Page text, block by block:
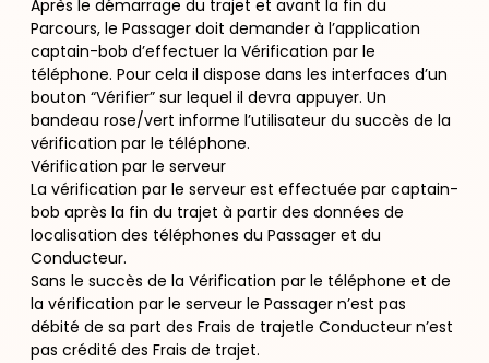
Après le démarrage du trajet et avant la fin du
Parcours, le Passager doit demander à l’application
captain-bob d’effectuer la Vérification par le
téléphone. Pour cela il dispose dans les interfaces d’un
bouton “Vérifier” sur lequel il devra appuyer. Un
bandeau rose/vert informe l’utilisateur du succès de la
vérification par le téléphone.
Vérification par le serveur
La vérification par le serveur est effectuée par captain-
bob après la fin du trajet à partir des données de
localisation des téléphones du Passager et du
Conducteur.
Sans le succès de la Vérification par le téléphone et de
la vérification par le serveur le Passager n’est pas
débité de sa part des Frais de trajetle Conducteur n’est
pas crédité des Frais de trajet.